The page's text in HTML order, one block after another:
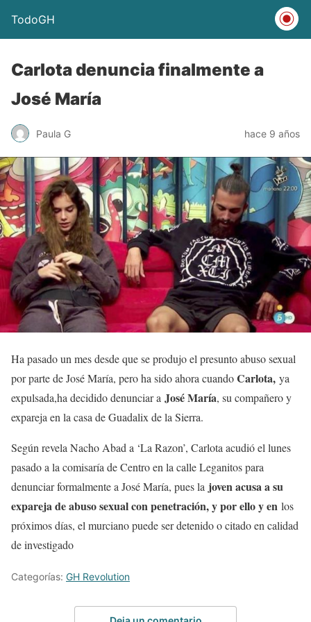
TodoGH
Carlota denuncia finalmente a
José María
Paula G hace 9 años
Ha pasado un mes desde que se produjo el presunto abuso sexual
por parte de José María, pero ha sido ahora cuandoCarlota, ya
expulsada,ha decidido denunciar a José María, su compañero y
expareja en la casa de Guadalix de la Sierra.
Según revela Nacho Abad a ‘La Razon’, Carlota acudió el lunes
pasado a la comisaría de Centro en la calle Leganitos para
denunciar formalmente a José María, pues la joven acusa a su
expareja de abuso sexual con penetración, y por ello y en los
próximos días, el murciano puede ser detenido o citado en calidad
de investigado
Categorías: GH Revolution